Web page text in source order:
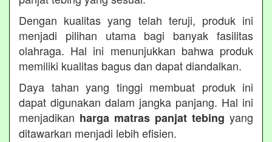
Dengan kualitas yang telah teruji, produk ini
menjadi pilihan utama bagi banyak fasilitas
olahraga. Hal ini menunjukkan bahwa produk
memiliki kualitas bagus dan dapat diandalkan.
Daya tahan yang tinggi membuat produk ini
dapat digunakan dalam jangka panjang. Hal ini
menjadikan harga matras panjat tebing yang
ditawarkan menjadi lebih efisien.